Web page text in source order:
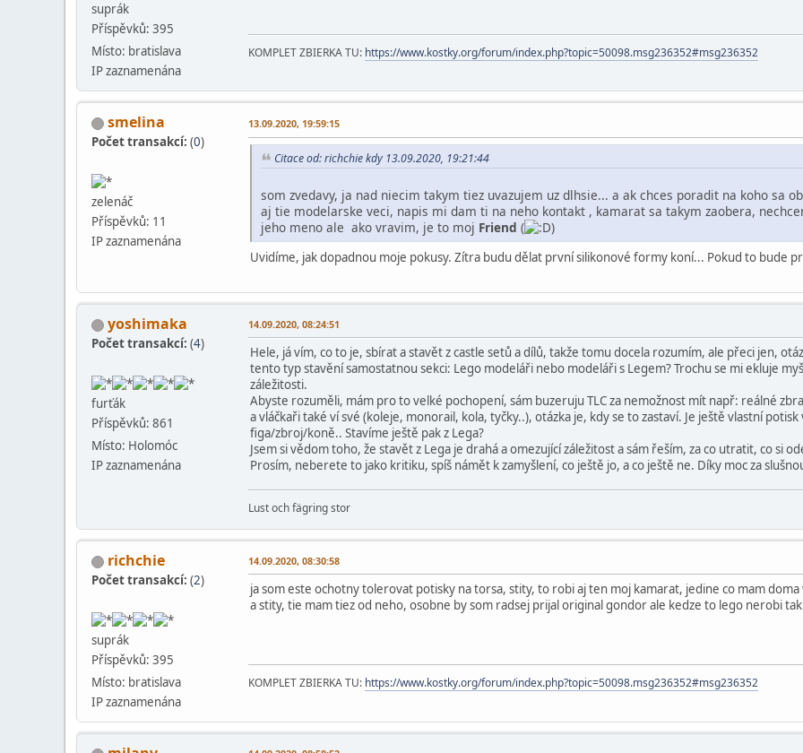
suprák
Příspěvků: 395
Místo: bratislava
IP zaznamenána
KOMPLET ZBIERKA TU: https://www.kostky.org/forum/index.php?topic=50098.msg236352#msg236352
smelina
Počet transakcí: (0)
zelenáč
Příspěvků: 11
IP zaznamenána
13.09.2020, 19:59:15
Citace od: richchie kdy 13.09.2020, 19:21:44
som zvedavy, ja nad niecim takym tiez uvazujem uz dlhsie... a ak chces poradit na koho sa
aj tie modelarske veci, napis mi dam ti na neho kontakt , kamarat sa takym zaobera,
jeho meno ale ako vravim, je to moj Friend ( )
Uvidíme, jak dopadnou moje pokusy. Zítra budu dělat první silikonové formy koní... Pokud to bude
yoshimaka
Počet transakcí: (4)
furťák
Příspěvků: 861
Místo: Holomóc
IP zaznamenána
14.09.2020, 08:24:51
Hele, já vím, co to je, sbírat a stavět z castle setů a dílů, takže tomu docela rozumím, ale přeci jen,
tento typ stavění samostatnou sekci: Lego modeláři nebo modeláři s Legem? Trochu se mi ekluje
záležitosti.
Abyste rozuměli, mám pro to velké pochopení, sám buzeruju TLC za nemožnost mít např: reálné
a vláčkaři také ví své (koleje, monorail, kola, tyčky..), otázka je, kdy se to zastaví. Je ještě vlastní
figa/zbroj/koně.. Stavíme ještě pak z Lega?
Jsem si vědom toho, že stavět z Lega je drahá a omezující záležitost a sám řeším, za co utratit, co si
Prosím, neberete to jako kritiku, spíš námět k zamyšlení, co ještě jo, a co ještě ne. Díky moc za
Lust och fägring stor
richchie
Počet transakcí: (2)
suprák
Příspěvků: 395
Místo: bratislava
IP zaznamenána
14.09.2020, 08:30:58
ja som este ochotny tolerovat potisky na torsa, stity, to robi aj ten moj kamarat, jedine co mam
a stity, tie mam tiez od neho, osobne by som radsej prijal original gondor ale kedze to lego nerobi
KOMPLET ZBIERKA TU: https://www.kostky.org/forum/index.php?topic=50098.msg236352#msg236352